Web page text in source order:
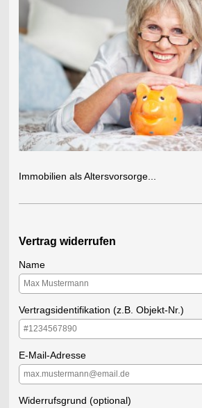
Immobilien als Altersvorsorge...
Vertrag widerrufen
Name
Vertragsidentifikation (z.B. Objekt-Nr.)
E-Mail-Adresse
Widerrufsgrund (optional)